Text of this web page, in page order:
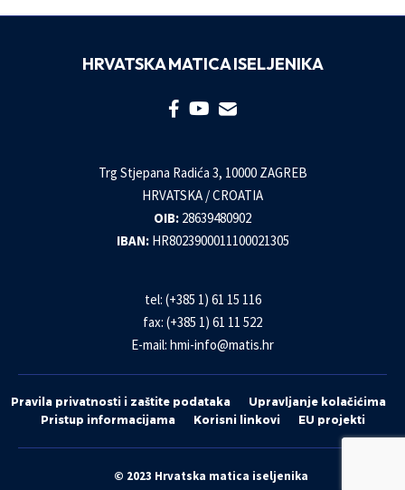
HRVATSKA MATICA ISELJENIKA
Trg Stjepana Radića 3, 10000 ZAGREB
HRVATSKA / CROATIA
OIB: 28639480902
IBAN: HR8023900011100021305
tel: (+385 1) 61 15 116
fax: (+385 1) 61 11 522
E-mail: hmi-info@matis.hr
Pravila privatnosti i zaštite podataka
Upravljanje kolačićima
Pristup informacijama
Korisni linkovi EU projekti
© 2023 Hrvatska matica iseljenika